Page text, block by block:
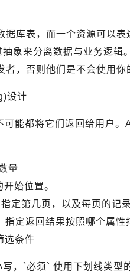
据库表，而一个资源可以
象来分离数据与业务逻辑
者，否则他们是不会使用你
设计
可能都将它们返回给用户
量
始位置。
定第几页，以及每页的记
定返回结果按照哪个属性
选条件
，`必须` 使用下划线类型